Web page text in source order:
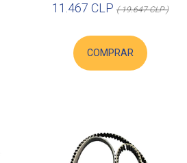
11.467 CLP ( 19.647 CLP )
COMPRAR